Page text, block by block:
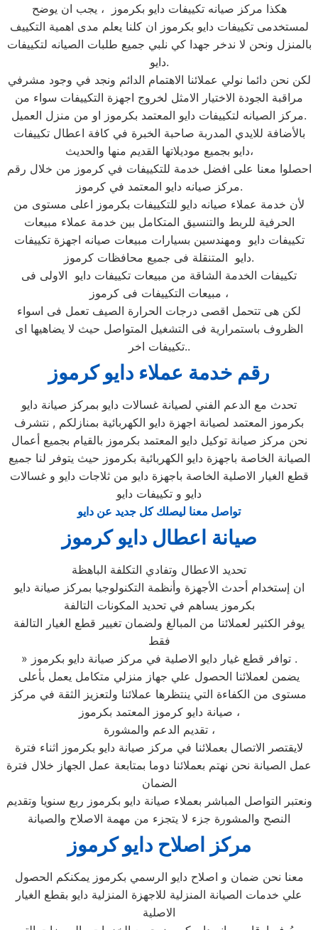
هكذا مركز صيانه تكييفات دايو بكرموز ، يجب ان يوضح
لمستخدمى تكييفات دايو بكرموز ان كلنا يعلم مدى اهمية التكييف
بالمنزل ونحن لا ندخر جهدا كي نلبي جميع طلبات الصيانه لتكييفات
دايو.
لكن نحن دائما نولي عملائنا الاهتمام الدائم ونجد في وجود مشرفي
مراقبة الجودة الاختيار الامثل لخروج اجهزة التكييفات سواء من
مركز الصيانه لتكييفات دايو المعتمد بكرموز او من منزل العميل.
بالأضافة للايدي المدربة صاحبة الخبرة في كافة اعطال تكييفات
دايو بجميع موديلاتها القديم منها والحديث،
احصلوا معنا على افضل خدمة للتكييفات في كرموز من خلال رقم
مركز صيانه دايو المعتمد في كرموز.
لأن خدمة عملاء صيانه دايو للتكييفات بكرموز اعلى مستوى من
الحرفية للربط والتنسيق المتكامل بين خدمة عملاء مبيعات
تكييفات دايو ومهندسين بسيارات مبيعات صيانه اجهزة تكييفات
دايو المتنقلة فى جميع محافظات كرموز.
تكييفات الخدمة الشاقة من مبيعات تكييفات دايو الاولى فى
مبيعات التكييفات فى كرموز ،
لكن هى تتحمل اقصى درجات الحرارة الصيف تعمل فى اسواء
الظروف باستمرارية فى التشغيل المتواصل حيث لا يضاهيها اى
تكييفات اخر..
رقم خدمة عملاء دايو كرموز
تحدث مع الدعم الفني لصيانة غسالات دايو بمركز صيانة دايو
بكرموز المعتمد لصيانة اجهزة دايو الكهربائية بمنازلكم , نتشرف
نحن مركز صيانة توكيل دايو المعتمد بكرموز بالقيام بجميع أعمال
الصيانة الخاصة باجهزة دايو الكهربائية بكرموز حيث يتوفر لنا جميع
قطع الغيار الاصلية الخاصة باجهزة دايو من ثلاجات دايو و غسالات
دايو و تكييفات دايو
تواصل معنا ليصلك كل جديد عن دايو
صيانة اعطال دايو كرموز
تحديد الاعطال وتفادي التكلفة الباهظة
ان إستخدام أحدث الأجهزة وأنظمة التكنولوجيا بمركز صيانة دايو
بكرموز يساهم في تحديد المكونات التالفة
يوفر الكثير لعملائنا من المبالغ ولضمان تغيير قطع الغيار التالفة
فقط
» توافر قطع غيار دايو الاصلية في مركز صيانة دايو بكرموز .
يضمن لعملائنا الحصول علي جهاز منزلي متكامل يعمل بأعلى
مستوى من الكفاءة التي ينتظرها عملائنا ولتعزيز الثقة في مركز
صيانة دايو كرموز المعتمد بكرموز ،
تقديم الدعم والمشورة ،
لايقتصر الاتصال بعملائنا في مركز صيانة دايو بكرموز اثناء فترة
عمل الصيانة نحن نهتم بعملائنا دوما بمتابعة عمل الجهاز خلال فترة
الضمان
ونعتبر التواصل المباشر بعملاء صيانة دايو بكرموز ربع سنويا وتقديم
النصح والمشورة جزء لا يتجزء من مهمة الاصلاح والصيانة
مركز اصلاح دايو كرموز
معنا نحن ضمان و اصلاح دايو الرسمي بكرموز يمكنكم الحصول
علي خدمات الصيانة المنزلية للاجهزة المنزلية دايو بقطع الغيار
الاصلية